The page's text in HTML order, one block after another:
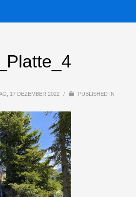
17 DEZEMBER 2022 / PUBLISHED IN